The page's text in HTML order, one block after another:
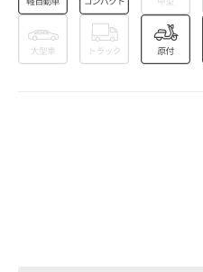
8月18日 (火)